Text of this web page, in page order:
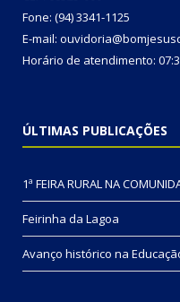
Fone: (94) 3341-1125
E-mail:
Horário de atendimento:
ÚLTIMAS PUBLICAÇÕES
1ª FEIRA RURAL NA
Feirinha da Lagoa
Avanço histórico na